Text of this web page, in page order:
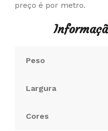
preço é por metro.
Peso
Largura
Cores